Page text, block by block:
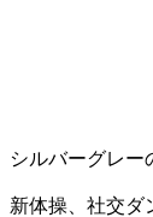
シルバーグレー
新体操、社交ダ